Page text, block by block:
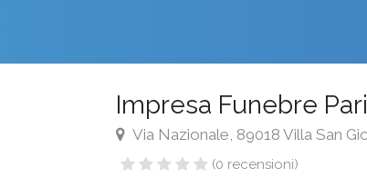
Impresa Funebre
Via Nazionale, 89018 Villa San
(0 recensioni)